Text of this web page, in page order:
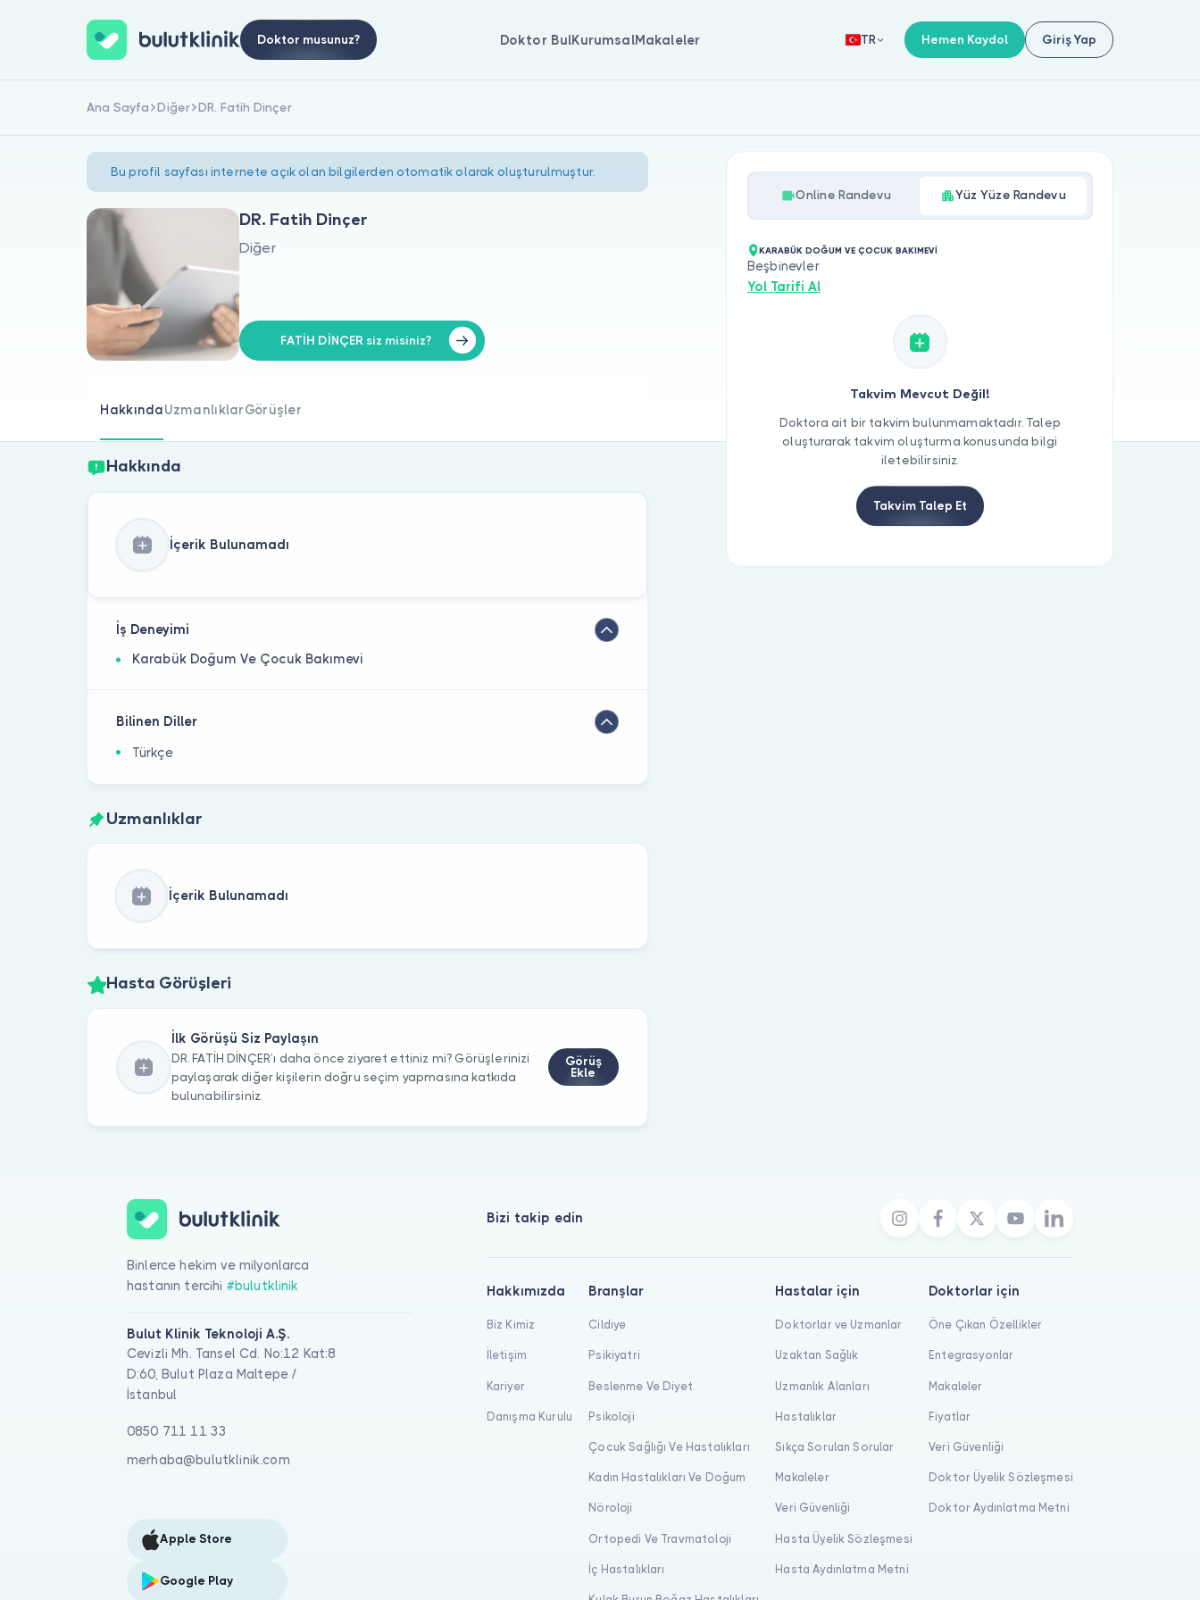
Doktor musunuz? Doktor BulKurumsalMakaleler TR Hemen Kaydol Giriş Yap
Ana Sayfa Diğer DR. Fatih Dinçer
Bu profil sayfası internete açık olan bilgilerden otomatik olarak oluşturulmuştur.
DR. Fatih Dinçer
Diğer
FATİH DİNÇER siz misiniz?
HakkındaUzmanlıklarGörüşler
Hakkında
İçerik Bulunamadı
İş Deneyimi
Karabük Doğum Ve Çocuk Bakımevi
Bilinen Diller
Türkçe
Uzmanlıklar
İçerik Bulunamadı
Hasta Görüşleri
İlk Görüşü Siz Paylaşın
DR. FATİH DİNÇER’ı daha önce ziyaret ettiniz mi? Görüşlerinizi
paylaşarak diğer kişilerin doğru seçim yapmasına katkıda
bulunabilirsiniz.
Görüş
Ekle
Online Randevu Yüz Yüze Randevu
KARABÜK DOĞUM VE ÇOCUK BAKIMEVİ
Beşbinevler
Yol Tarifi Al
Takvim Mevcut Değil!
Doktora ait bir takvim bulunmamaktadır. Talep
oluşturarak takvim oluşturma konusunda bilgi
iletebilirsiniz.
Takvim Talep Et
Binlerce hekim ve milyonlarca
hastanın tercihi #bulutklinik
Bulut Klinik Teknoloji A.Ş.
Cevizli Mh. Tansel Cd. No:12 Kat:8
D:60, Bulut Plaza Maltepe /
İstanbul
0850 711 11 33
merhaba@bulutklinik.com
Apple Store
Google Play
Bizi takip edin
Hakkımızda
Biz Kimiz
İletişim
Kariyer
Danışma Kurulu
Branşlar
Cildiye
Psikiyatri
Beslenme Ve Diyet
Psikoloji
Çocuk Sağlığı Ve Hastalıkları
Kadın Hastalıkları Ve Doğum
Nöroloji
Ortopedi Ve Travmatoloji
İç Hastalıkları
Hastalar için
Doktorlar ve Uzmanlar
Uzaktan Sağlık
Uzmanlık Alanları
Hastalıklar
Sıkça Sorulan Sorular
Makaleler
Veri Güvenliği
Hasta Üyelik Sözleşmesi
Hasta Aydınlatma Metni
Doktorlar için
Öne Çıkan Özellikler
Entegrasyonlar
Makaleler
Fiyatlar
Veri Güvenliği
Doktor Üyelik Sözleşmesi
Doktor Aydınlatma Metni